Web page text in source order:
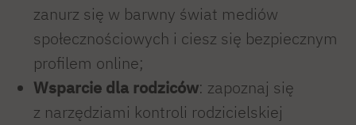
zanurz się w barwny świat mediów
społecznościowych i ciesz się bezpiecznym
profilem online;
Wsparcie dla rodziców: zapoznaj się
z narzędziami kontroli rodzicielskiej